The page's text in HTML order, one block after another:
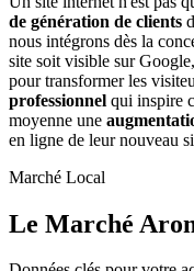
de génération de clients
nous intégrons dès la
site soit visible sur
pour transformer les
professionnel qui inspire
moyenne une
en ligne de leur nouveau
Marché Local
Le Marché